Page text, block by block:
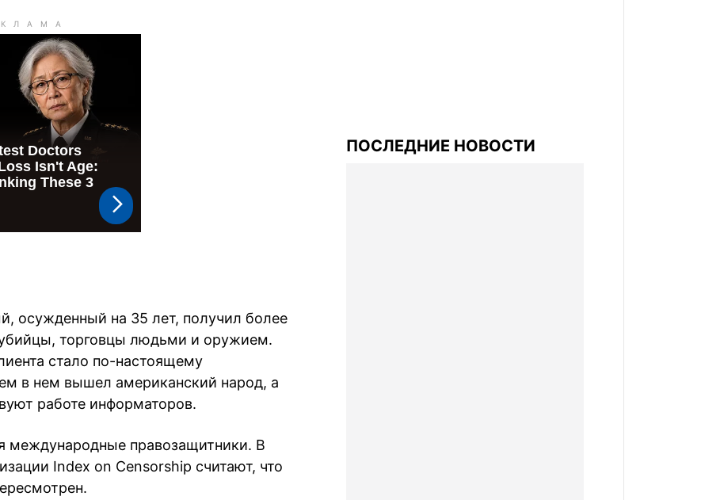
осужденный на 35 лет, получил более
торговцы людьми и оружием.
стало по-настоящему
в нем вышел американский народ, а
работе информаторов.
международные правозащитники. В
Index on Censorship считают, что
ПОСЛЕДНИЕ НОВОСТИ